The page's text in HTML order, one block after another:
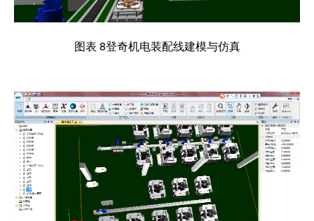
图表 8登奇机电装配线建模与仿真